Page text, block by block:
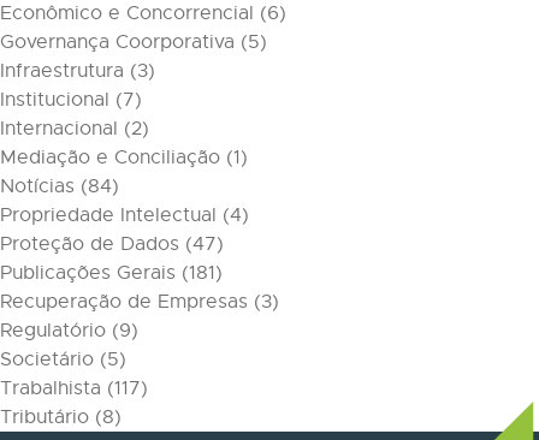
Econômico e Concorrencial (6)
Governança Coorporativa (5)
Infraestrutura (3)
Institucional (7)
Internacional (2)
Mediação e Conciliação (1)
Notícias (84)
Propriedade Intelectual (4)
Proteção de Dados (47)
Publicações Gerais (181)
Recuperação de Empresas (3)
Regulatório (9)
Societário (5)
Trabalhista (117)
Tributário (8)